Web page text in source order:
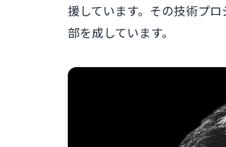
援しています。その技術プ
部を成しています。